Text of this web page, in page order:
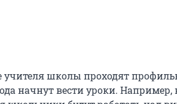
учителя школы проходят
начнут вести уроки.